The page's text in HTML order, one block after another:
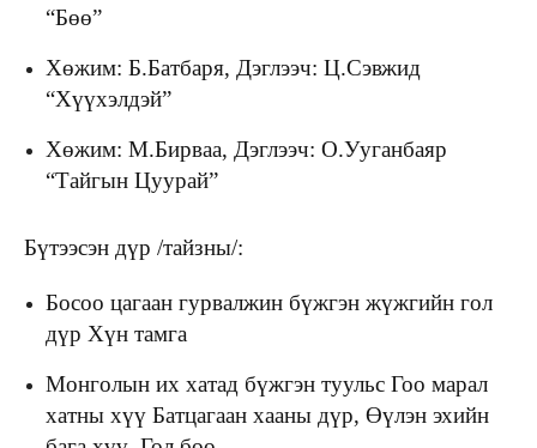
“Бөө”
Хөжим: Б.Батбаря, Дэглээч: Ц.Сэвжид
“Хүүхэлдэй”
Хөжим: М.Бирваа, Дэглээч: О.Ууганбаяр
“Тайгын Цуурай”
Бүтээсэн дүр /тайзны/:
Босоо цагаан гурвалжин бүжгэн жүжгийн гол
дүр Хүн тамга
Монголын их хатад бүжгэн туульс Гоо марал
хатны хүү Батцагаан хааны дүр, Өүлэн эхийн